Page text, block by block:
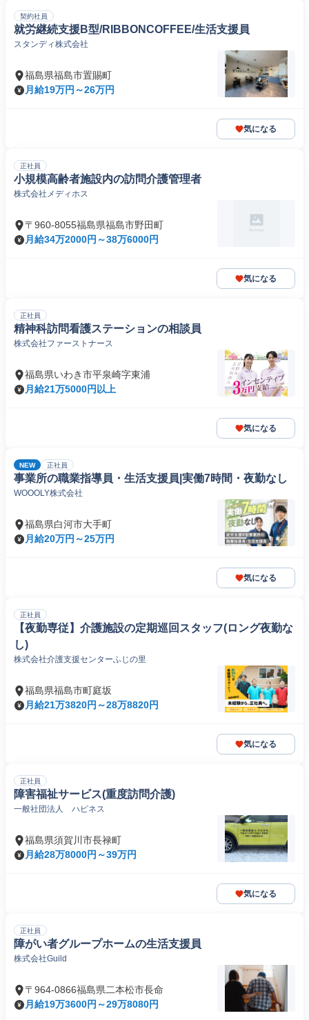
契約社員
就労継続支援B型/RIBBONCOFFEE/生活支援員
スタンディ株式会社
福島県福島市置賜町
月給19万円～26万円
気になる
正社員
小規模高齢者施設内の訪問介護管理者
株式会社メディホス
〒960-8055福島県福島市野田町
月給34万2000円～38万6000円
気になる
正社員
精神科訪問看護ステーションの相談員
株式会社ファーストナース
福島県いわき市平泉崎字東浦
月給21万5000円以上
気になる
NEW 正社員
事業所の職業指導員・生活支援員|実働7時間・夜勤なし
WOOOLY株式会社
福島県白河市大手町
月給20万円～25万円
気になる
正社員
【夜勤専従】介護施設の定期巡回スタッフ(ロング夜勤な
し)
株式会社介護支援センターふじの里
福島県福島市町庭坂
月給21万3820円～28万8820円
気になる
正社員
障害福祉サービス(重度訪問介護)
一般社団法人 ハピネス
福島県須賀川市長禄町
月給28万8000円～39万円
気になる
正社員
障がい者グループホームの生活支援員
株式会社Guild
〒964-0866福島県二本松市長命
月給19万3600円～29万8080円